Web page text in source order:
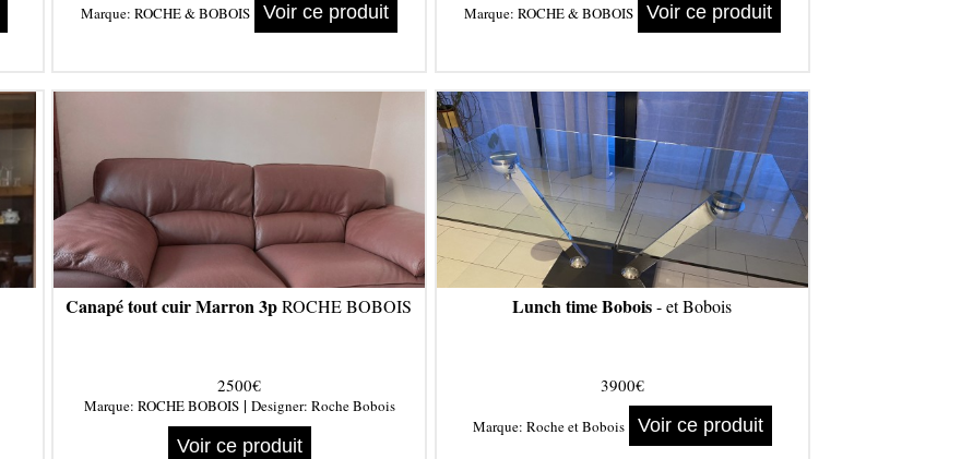
Marque: ROCHE & BOBOIS Voir ce produit Marque: ROCHE & BOBOIS Voir ce produit
Canapé tout cuir Marron 3pROCHE BOBOIS
2500€
Marque: ROCHE BOBOIS| Designer: Roche Bobois
Voir ce produit
Lunch time Bobois- et Bobois
3900€
Marque: Roche et Bobois Voir ce produit